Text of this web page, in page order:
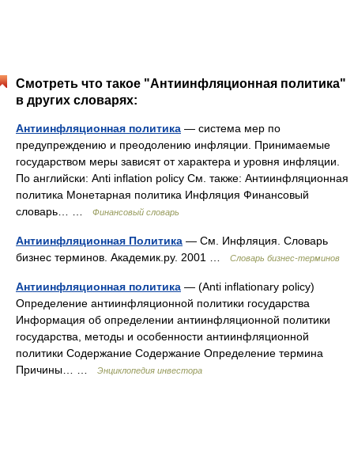
Смотреть что такое "Антиинфляционная политика"
в других словарях:
Антиинфляционная политика — система мер по
предупреждению и преодолению инфляции. Принимаемые
государством меры зависят от характера и уровня инфляции.
По английски: Anti inflation policy См. также: Антиинфляционная
политика Монетарная политика Инфляция Финансовый
словарь… …
Финансовый словарь
Антиинфляционная Политика — См. Инфляция. Словарь
бизнес терминов. Академик.ру. 2001 …
Словарь бизнес-терминов
Антиинфляционная политика — (Anti inflationary policy)
Определение антиинфляционной политики государства
Информация об определении антиинфляционной политики
государства, методы и особенности антиинфляционной
политики Содержание Содержание Определение термина
Причины… …
Энциклопедия инвестора